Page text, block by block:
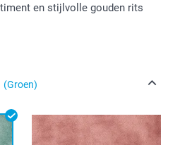
en stijlvolle gouden rits
(Groen)